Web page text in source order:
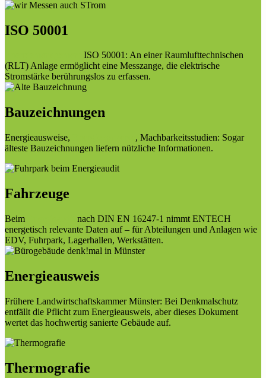
ISO 50001
ISO 50001: An einer Raumlufttechnischen
(RLT) Anlage ermöglicht eine Messzange, die elektrische
Stromstärke berührungslos zu erfassen.
Bauzeichnungen
Energieausweise,
, Machbarkeitsstudien: Sogar
älteste Bauzeichnungen liefern nützliche Informationen.
Fahrzeuge
Beim
nach DIN EN 16247-1 nimmt ENTECH
energetisch relevante Daten auf – für Abteilungen und Anlagen wie
EDV, Fuhrpark, Lagerhallen, Werkstätten.
Energieausweis
Frühere Landwirtschaftskammer Münster: Bei Denkmalschutz
entfällt die Pflicht zum Energieausweis, aber dieses Dokument
wertet das hochwertig sanierte Gebäude auf.
Thermografie